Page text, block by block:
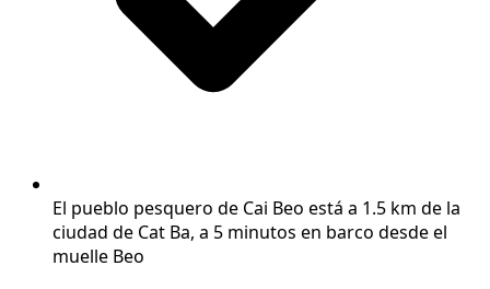
El pueblo pesquero de Cai Beo está a 1.5 km de la
ciudad de Cat Ba, a 5 minutos en barco desde el
muelle Beo